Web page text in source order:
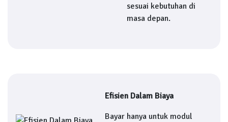
sesuai kebutuhan di
masa depan.
Efisien Dalam Biaya
Bayar hanya untuk modul